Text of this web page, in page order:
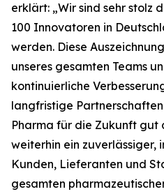
erklärt: „Wir sind sehr stolz
100 Innovatoren in
werden. Diese
unseres gesamten Teams
kontinuierliche
langfristige
Pharma für die Zukunft gut
weiterhin ein zuverlässiger,
Kunden, Lieferanten und
gesamten